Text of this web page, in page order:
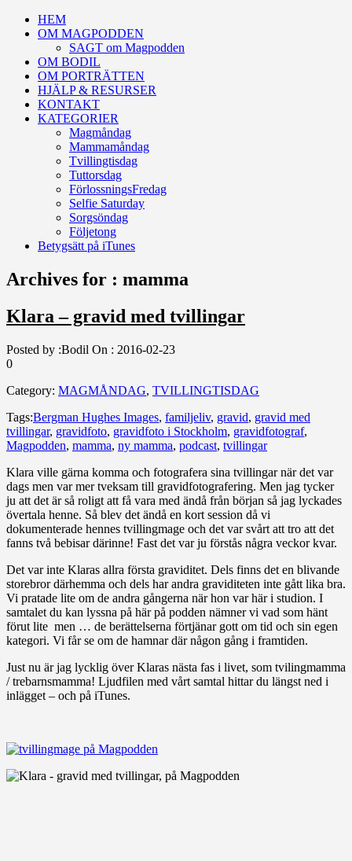
HEM
OM MAGPODDEN
SAGT om Magpodden
OM BODIL
OM PORTRÄTTEN
HJÄLP & RESURSER
KONTAKT
KATEGORIER
Magmåndag
Mammamåndag
Tvillingtisdag
Tuttorsdag
FörlossningsFredag
Selfie Saturday
Sorgsöndag
Följetong
Betygsätt på iTunes
Archives for : mamma
Klara – gravid med tvillingar
Posted by :Bodil On : 2016-02-23
0
Category: MAGMÅNDAG, TVILLINGTISDAG
Tags:Bergman Hughes Images, familjeliv, gravid, gravid med
tvillingar, gravidfoto, gravidfoto i Stockholm, gravidfotograf,
Magpodden, mamma, ny mamma, podcast, tvillingar
Klara ville gärna komma och fotografera sina tvillingar när det var
dags men var mer tveksam till gravidfotografering. Men jag tycker
ju att det är så roligt att få vara med ändå från början så jag lyckades
övertala henne. Så blev det ändå en kort session då vi
dokumenterade hennes tvillingmage och det var svårt att tro att det
fanns två bebisar därinne! Fast det var ju förstås några veckor kvar.
Det var inte Klaras allra första graviditet. Dels finns det en blivande
storebror därhemma och dels har andra graviditeten inte gått lika bra.
Vi pratade lite om de andra gångerna när hon var här i studion. I
samtalet du kan lyssna på här på podden nämner vi vad som hänt
förut lite men … de berättelserna förtjänar gott om tid och sin egen
kategori. Vi får se om de hamnar där någon gång i framtiden.
Just nu är jag lycklig över Klaras nästa fas i livet, som tvilingmamma
/ trebarnsmamma! Ljudfilen med vårt samtal hittar du längst ned i
inlägget – och på iTunes.